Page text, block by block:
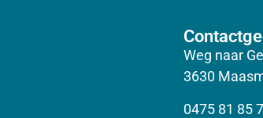
Weg naar
3630
0475 81 85